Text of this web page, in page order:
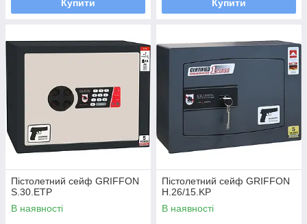
Купити Купити
Пістолетний сейф GRIFFON
S.30.ETP
В наявності
Пістолетний сейф GRIFFON
H.26/15.KP
В наявності